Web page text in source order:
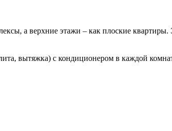
а верхние этажи – как плоские
вытяжка) с кондиционером в каждой